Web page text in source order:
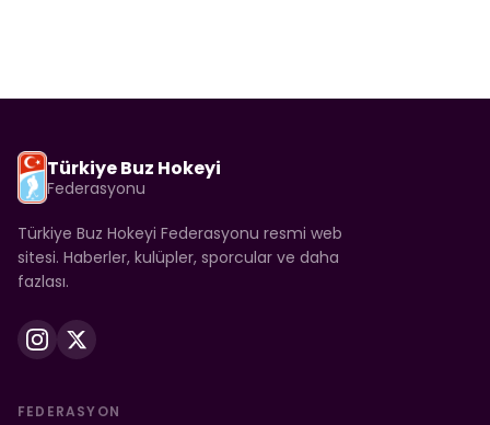
Türkiye Buz Hokeyi
Federasyonu
Türkiye Buz Hokeyi Federasyonu resmi web
sitesi. Haberler, kulüpler, sporcular ve daha
fazlası.
FEDERASYON